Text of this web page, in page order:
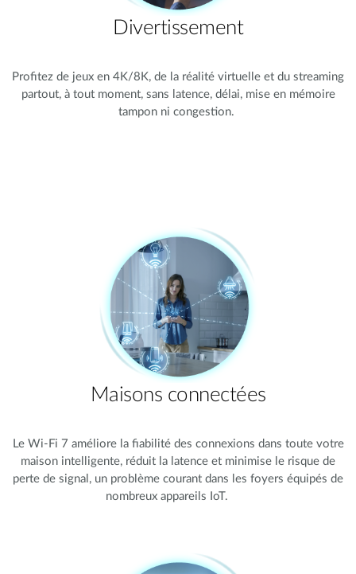
Divertissement
Profitez de jeux en 4K/8K, de la réalité virtuelle et du streaming
partout, à tout moment, sans latence, délai, mise en mémoire
tampon ni congestion.
Maisons connectées
Le Wi-Fi 7 améliore la fiabilité des connexions dans toute votre
maison intelligente, réduit la latence et minimise le risque de
perte de signal, un problème courant dans les foyers équipés de
nombreux appareils IoT.